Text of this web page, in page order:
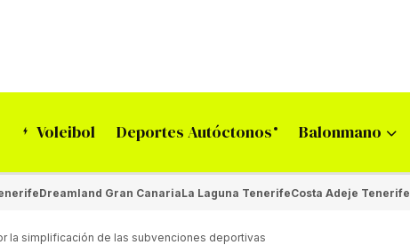
Voleibol Deportes Autóctonos Balonmano
Dreamland Gran CanariaLa Laguna TenerifeCosta Adeje Tenerife
la simplificación de las subvenciones deportivas